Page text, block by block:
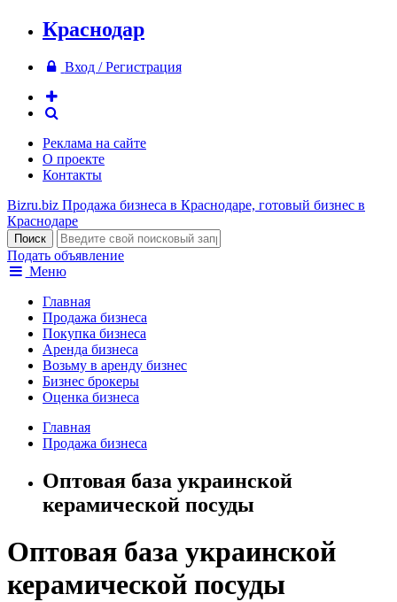
Краснодар
Вход / Регистрация
Реклама на сайте
О проекте
Контакты
Bizru.biz Продажа бизнеса в Краснодаре, готовый бизнес в
Краснодаре
Подать объявление
Меню
Главная
Продажа бизнеса
Покупка бизнеса
Аренда бизнеса
Возьму в аренду бизнес
Бизнес брокеры
Оценка бизнеса
Главная
Продажа бизнеса
Оптовая база украинской
керамической посуды
Оптовая база украинской
керамической посуды